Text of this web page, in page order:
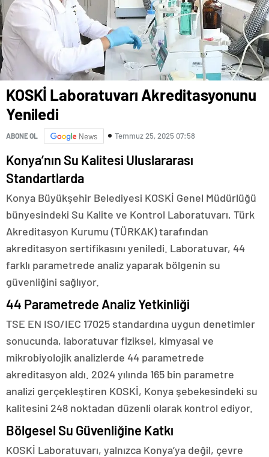
KOSKİ Laboratuvarı Akreditasyonunu
Yeniledi
ABONE OL News Temmuz 25, 2025 07:58
Konya’nın Su Kalitesi Uluslararası
Standartlarda
Konya Büyükşehir Belediyesi KOSKİ Genel Müdürlüğü
bünyesindeki Su Kalite ve Kontrol Laboratuvarı, Türk
Akreditasyon Kurumu (TÜRKAK) tarafından
akreditasyon sertifikasını yeniledi. Laboratuvar, 44
farklı parametrede analiz yaparak bölgenin su
güvenliğini sağlıyor.
44 Parametrede Analiz Yetkinliği
TSE EN ISO/IEC 17025 standardına uygun denetimler
sonucunda, laboratuvar fiziksel, kimyasal ve
mikrobiyolojik analizlerde 44 parametrede
akreditasyon aldı. 2024 yılında 165 bin parametre
analizi gerçekleştiren KOSKİ, Konya şebekesindeki su
kalitesini 248 noktadan düzenli olarak kontrol ediyor.
Bölgesel Su Güvenliğine Katkı
KOSKİ Laboratuvarı, yalnızca Konya’ya değil, çevre